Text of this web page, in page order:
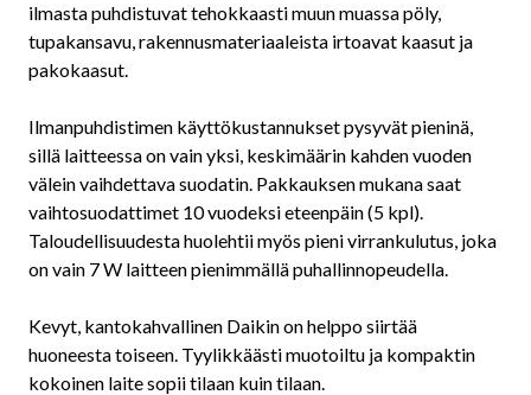
ilmasta puhdistuvat tehokkaasti muun muassa pöly,
tupakansavu, rakennusmateriaaleista irtoavat kaasut ja
pakokaasut.
Ilmanpuhdistimen käyttökustannukset pysyvät pieninä,
sillä laitteessa on vain yksi, keskimäärin kahden vuoden
välein vaihdettava suodatin. Pakkauksen mukana saat
vaihtosuodattimet 10 vuodeksi eteenpäin (5 kpl).
Taloudellisuudesta huolehtii myös pieni virrankulutus, joka
on vain 7 W laitteen pienimmällä puhallinnopeudella.
Kevyt, kantokahvallinen Daikin on helppo siirtää
huoneesta toiseen. Tyylikkäästi muotoiltu ja kompaktin
kokoinen laite sopii tilaan kuin tilaan.